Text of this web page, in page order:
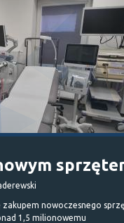
zakupem nowoczesnego
1,5 milionowemu